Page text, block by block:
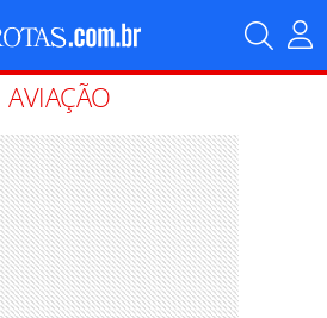
AVIAÇÃO